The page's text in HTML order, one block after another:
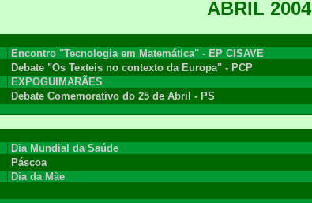
ABRIL 2004
Encontro "Tecnologia em Matemática" - EP CISAVE
Debate "Os Texteis no contexto da Europa" - PCP
EXPOGUIMARÃES
Debate Comemorativo do 25 de Abril - PS
Dia Mundial da Saúde
Páscoa
Dia da Mãe